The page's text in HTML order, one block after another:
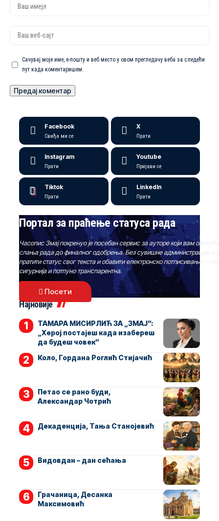
Сачувај моје име, е-пошту и веб место у овом прегледачу веба за следећи
пут када коментаришем.
Facebook
Свиђа ми се
X
Прати
Instagram
Прати
Youtube
Пријави се
Tiktok
Прати
LinkedIn
Прати
Портал за праћење статуса рада
Часопис Змај покренуо је посебан сервис за ауторе који вам
слања рада до финалног одобрења. Без сувишне администрације и
пратити статус свог текста и обавити електронско потписивање у
сигурнија и потпуно транспарентна.
Посети
Најновије
ТАМАРА МИСИРЛИЋ ЗА „ЗМАЈ”:
„Херој постајеш када изабереш
да будеш човек”
Коло, Гордана Роглић Стијачић
Петао се рано буди,
Александар Чотрић
Декаденција, Тања Станојевић
Видовдан – дан сећања
Грачаница, Десанка
Максимовић